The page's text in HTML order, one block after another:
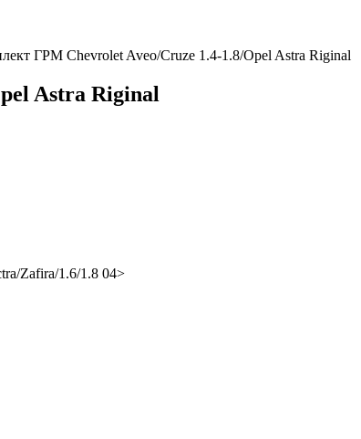
ГРМ Chevrolet Aveo/Cruze 1.4-1.8/Opel Astra Riginal
Astra Riginal
Zafira/1.6/1.8 04>